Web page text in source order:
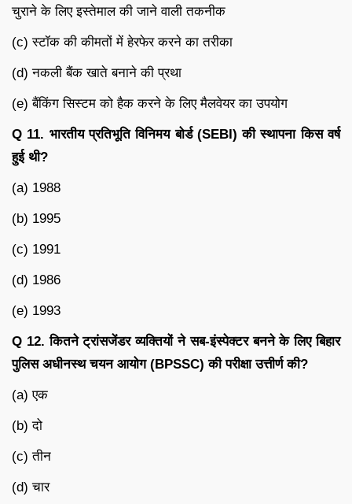
चुराने के लिए इस्तेमाल की जाने वाली तकनीक
(c) स्टॉक की कीमतों में हेरफेर करने का तरीका
(d) नकली बैंक खाते बनाने की प्रथा
(e) बैंकिंग सिस्टम को हैक करने के लिए मैलवेयर का उपयोग
Q 11. भारतीय प्रतिभूति विनिमय बोर्ड (SEBI) की स्थापना किस वर्ष
हुई थी?
(a) 1988
(b) 1995
(c) 1991
(d) 1986
(e) 1993
Q 12. कितने ट्रांसजेंडर व्यक्तियों ने सब-इंस्पेक्टर बनने के लिए बिहार
पुलिस अधीनस्थ चयन आयोग (BPSSC) की परीक्षा उत्तीर्ण की?
(a) एक
(b) दो
(c) तीन
(d) चार